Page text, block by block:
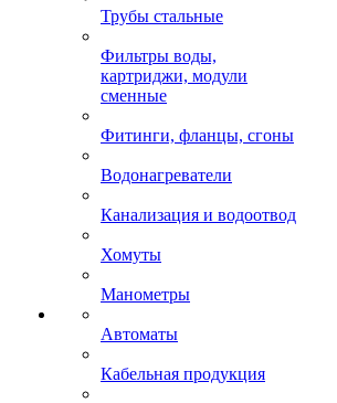
Трубы стальные
Фильтры воды,
картриджи, модули
сменные
Фитинги, фланцы, сгоны
Водонагреватели
Канализация и водоотвод
Хомуты
Манометры
Автоматы
Кабельная продукция